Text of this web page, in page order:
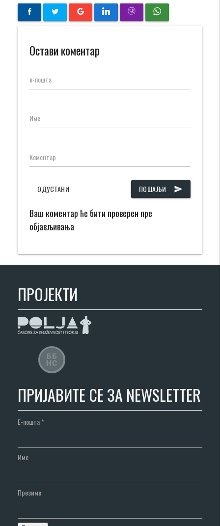
Остави коментар
е-пошта
Име
Коментар
ПОШАЉИ send
ОДУСТАНИ
Ваш коментар ће бити проверен пре
објављивања
ПРОЈЕКТИ
ПРИЈАВИТЕ СЕ ЗА NEWSLETTER
Е-пошта*
Име
Презиме